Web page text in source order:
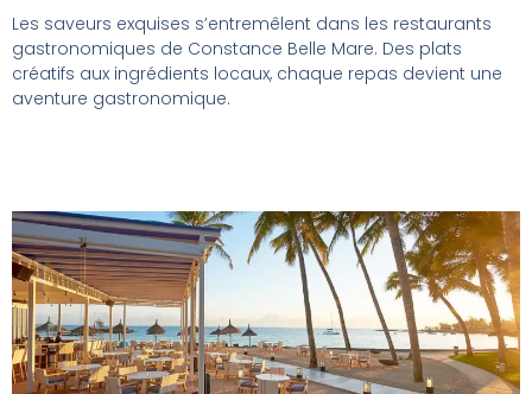
Les saveurs exquises s’entremêlent dans les restaurants
gastronomiques de Constance Belle Mare. Des plats
créatifs aux ingrédients locaux, chaque repas devient une
aventure gastronomique.